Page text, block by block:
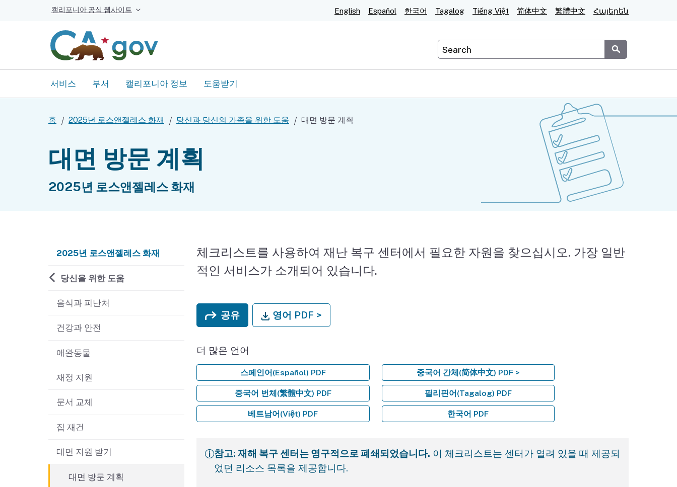
주
뛰
캘리포니아 공식 웹사이트 English Español 한국어 Tagalog Tiếng Việt 简体中文 繁體中文 Հայերեն
Custom Google Search
서비스 부서 캘리포니아 정보 도움받기
홈 2025년 로스앤젤레스 화재 당신과 당신의 가족을 위한 도움 대면 방문 계획
대면 방문 계획
2025년 로스앤젤레스 화재
2025년 로스앤젤레스 화재
당신을 위한 도움
음식과 피난처
건강과 안전
애완동물
재정 지원
문서 교체
집 재건
대면 지원 받기
대면 방문 계획
체크리스트를 사용하여 재난 복구 센터에서 필요한 자원을 찾으십시오. 가장 일반
적인 서비스가 소개되어 있습니다.
공유 영어 PDF >
더 많은 언어
스페인어(Español) PDF 중국어 간체(简体中文) PDF >
중국어 번체(繁體中文) PDF 필리핀어(Tagalog) PDF
베트남어(Việt) PDF 한국어 PDF
참고: 재해 복구 센터는 영구적으로 폐쇄되었습니다. 이 체크리스트는 센터가 열려 있을 때 제공되
었던 리소스 목록을 제공합니다.